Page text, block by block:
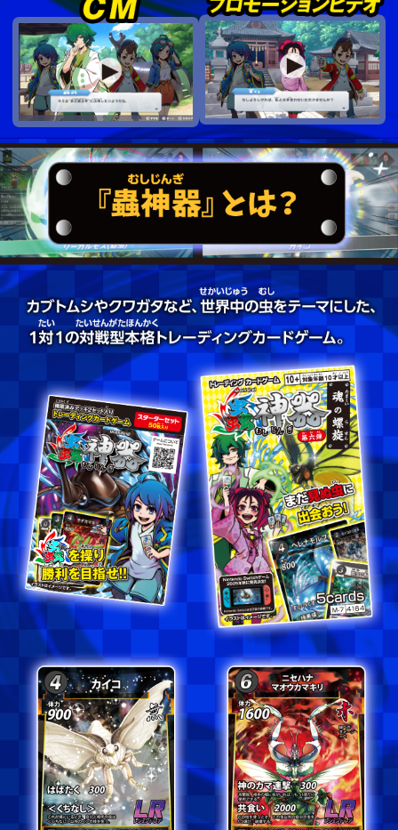
2025.12.09
無料アップデート（Ver 1.0.2）の配信
を行いました。
2025.10.29
発売記念プレゼントキャンペーン
2025.10.07
詳しい内容を公開しました。
2025.10.02
CMとプロモーションビデオの映像を公
開しました。
2025.08.20
ティザーサイトを公開しました。